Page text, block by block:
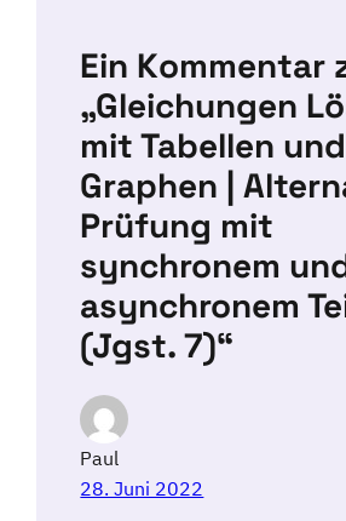
Ein Kommentar
„Gleichungen
mit Tabellen und
Graphen |
Prüfung mit
synchronem
asynchronem
(Jgst. 7)“
Paul
28. Juni 2022